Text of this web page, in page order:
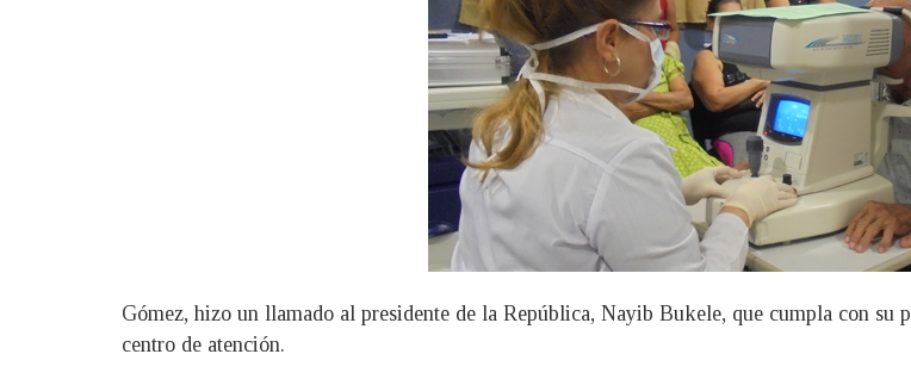
Gómez, hizo un llamado al presidente de la República, Nayib Bukele, que cumpla con
centro de atención.